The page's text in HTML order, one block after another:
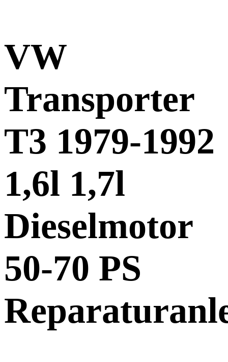
VW
Transporter
T3 1979-1992
1,6l 1,7l
Dieselmotor
50-70 PS